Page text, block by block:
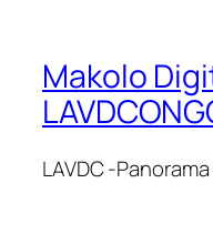
Makolo
LAVDC -